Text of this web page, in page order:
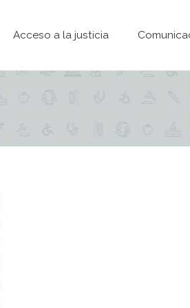
Acceso a la justicia